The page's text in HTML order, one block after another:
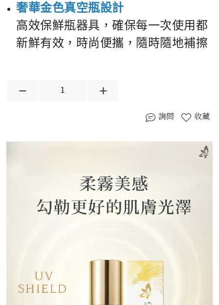
奢華金色真空瓶設計
高效保鮮瓶器具，確保每一次使用都
新鮮有效，時尚便攜，隨時隨地補擦
詢問 收藏